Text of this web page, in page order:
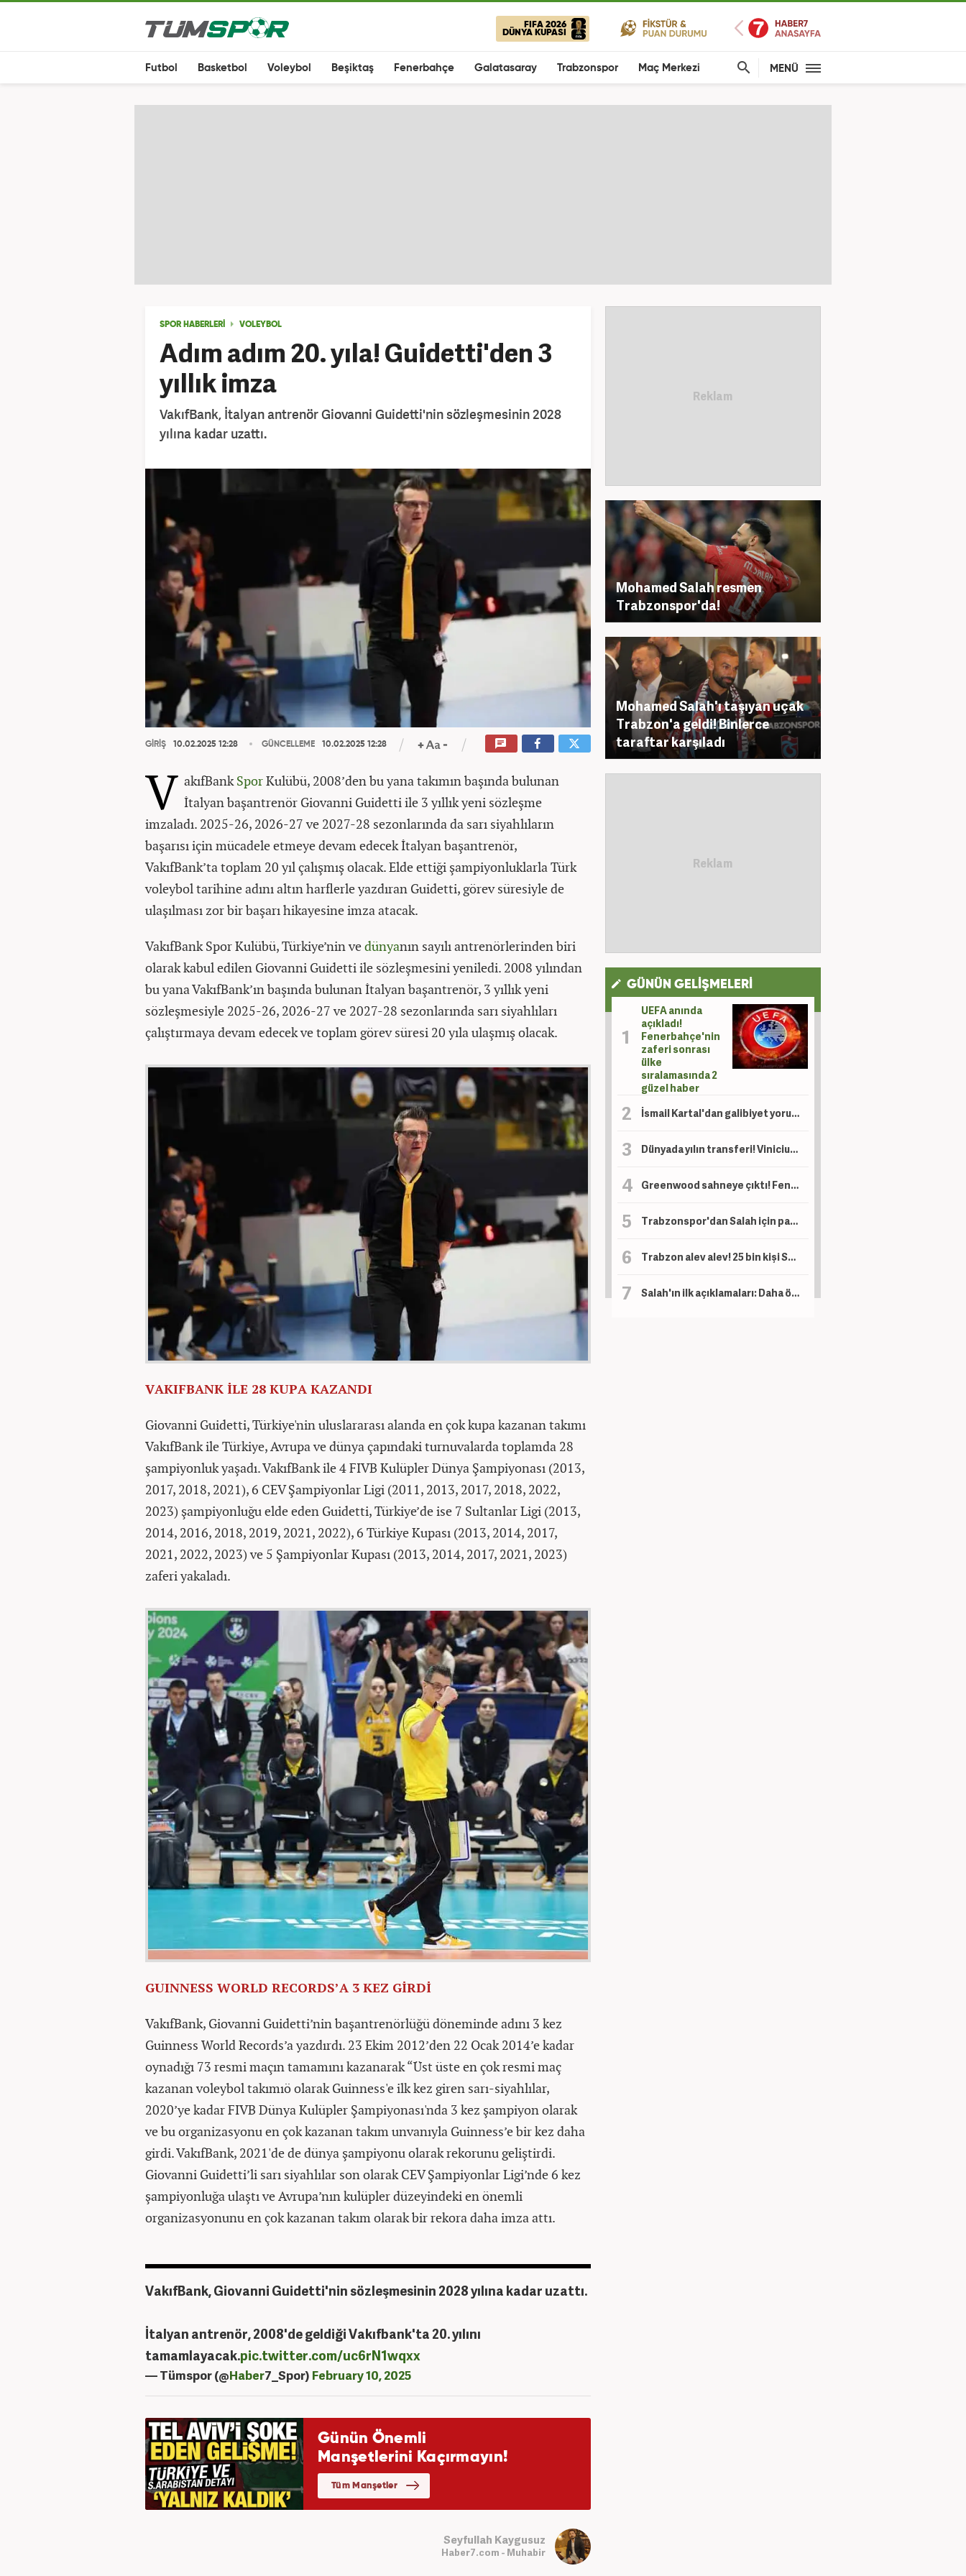
FIFA 2026
DÜNYA KUPASI
Futbol Basketbol Voleybol Beşiktaş Fenerbahçe Galatasaray Trabzonspor Maç Merkezi MENÜ
SPOR HABERLERİ VOLEYBOL
Adım adım 20. yıla! Guidetti'den 3
yıllık imza
VakıfBank, İtalyan antrenör Giovanni Guidetti'nin sözleşmesinin 2028
yılına kadar uzattı.
GİRİŞ 10.02.2025 12:28 GÜNCELLEME 10.02.2025 12:28
V akıfBankSporKulübü, 2008’den bu yana takımın başında bulunan
İtalyan başantrenör Giovanni Guidetti ile 3 yıllık yeni sözleşme
imzaladı. 2025-26, 2026-27 ve 2027-28 sezonlarında da sarı siyahlıların
başarısı için mücadele etmeye devam edecek İtalyan başantrenör,
VakıfBank’ta toplam 20 yıl çalışmış olacak. Elde ettiği şampiyonluklarla Türk
voleybol tarihine adını altın harflerle yazdıran Guidetti, görev süresiyle de
ulaşılması zor bir başarı hikayesine imza atacak.
VakıfBank Spor Kulübü, Türkiye’nin vedünyanın sayılı antrenörlerinden biri
olarak kabul edilen Giovanni Guidetti ile sözleşmesini yeniledi. 2008 yılından
bu yana VakıfBank’ın başında bulunan İtalyan başantrenör, 3 yıllık yeni
sözleşmesiyle 2025-26, 2026-27 ve 2027-28 sezonlarında sarı siyahlıları
çalıştırmaya devam edecek ve toplam görev süresi 20 yıla ulaşmış olacak.
VAKIFBANK İLE 28 KUPA KAZANDI
Giovanni Guidetti, Türkiye'nin uluslararası alanda en çok kupa kazanan takımı
VakıfBank ile Türkiye, Avrupa ve dünya çapındaki turnuvalarda toplamda 28
şampiyonluk yaşadı. VakıfBank ile 4 FIVB Kulüpler Dünya Şampiyonası (2013,
2017, 2018, 2021), 6 CEV Şampiyonlar Ligi (2011, 2013, 2017, 2018, 2022,
2023) şampiyonluğu elde eden Guidetti, Türkiye’de ise 7 Sultanlar Ligi (2013,
2014, 2016, 2018, 2019, 2021, 2022), 6 Türkiye Kupası (2013, 2014, 2017,
2021, 2022, 2023) ve 5 Şampiyonlar Kupası (2013, 2014, 2017, 2021, 2023)
zaferi yakaladı.
GUINNESS WORLD RECORDS’A 3 KEZ GİRDİ
VakıfBank, Giovanni Guidetti’nin başantrenörlüğü döneminde adını 3 kez
Guinness World Records’a yazdırdı. 23 Ekim 2012’den 22 Ocak 2014’e kadar
oynadığı 73 resmi maçın tamamını kazanarak “Üst üste en çok resmi maç
kazanan voleybol takımıö olarak Guinness'e ilk kez giren sarı-siyahlılar,
2020’ye kadar FIVB Dünya Kulüpler Şampiyonası'nda 3 kez şampiyon olarak
ve bu organizasyonu en çok kazanan takım unvanıyla Guinness’e bir kez daha
girdi. VakıfBank, 2021'de de dünya şampiyonu olarak rekorunu geliştirdi.
Giovanni Guidetti’li sarı siyahlılar son olarak CEV Şampiyonlar Ligi’nde 6 kez
şampiyonluğa ulaştı ve Avrupa’nın kulüpler düzeyindeki en önemli
organizasyonunu en çok kazanan takım olarak bir rekora daha imza attı.
️VakıfBank, Giovanni Guidetti'nin sözleşmesinin 2028 yılına kadar uzattı.
İtalyan antrenör, 2008'de geldiği Vakıfbank'ta 20. yılını
tamamlayacak.pic.twitter.com/uc6rN1wqxx
— Tümspor (@Haber7_Spor) February 10, 2025
Seyfullah Kaygusuz
Haber7.com - Muhabir
Mohamed Salah resmen
Trabzonspor'da!
Mohamed Salah'ı taşıyan uçak
Trabzon'a geldi! Binlerce
taraftar karşıladı
GÜNÜN GELİŞMELERİ
UEFA anında
açıkladı!
Fenerbahçe'nin
zaferi sonrası
ülke
sıralamasında 2
güzel haber
İsmail Kartal'dan galibiyet yorumu
Dünyada yılın transferi! Vinicius için 120 milyon Euro'luk teklif
Greenwood sahneye çıktı! Fenerbahçe tur kapısını araladı
Trabzonspor'dan Salah için paylaşım yağmuru
Trabzon alev alev! 25 bin kişi Salah'ı karşıladı
Salah'ın ilk açıklamaları: Daha önce böyle bir şey görmedim